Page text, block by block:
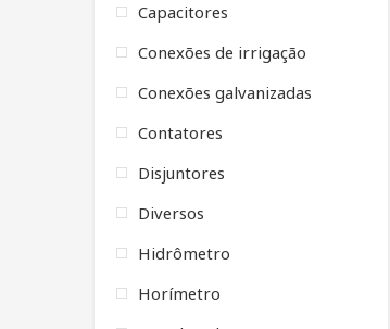
Capacitores
Conexões de irrigação
Conexões galvanizadas
Contatores
Disjuntores
Diversos
Hidrômetro
Horímetro